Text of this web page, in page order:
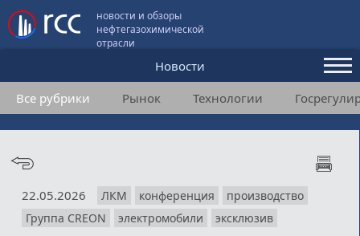
новости и обзоры
нефтегазохимической
отрасли
Новости
Аналитика и мнения
Конференции
Подписка
Все рубрики Рынок Технологии
22.05.2026 ЛКМ конференция
производство
Группа CREON
электромобили эксклюзив